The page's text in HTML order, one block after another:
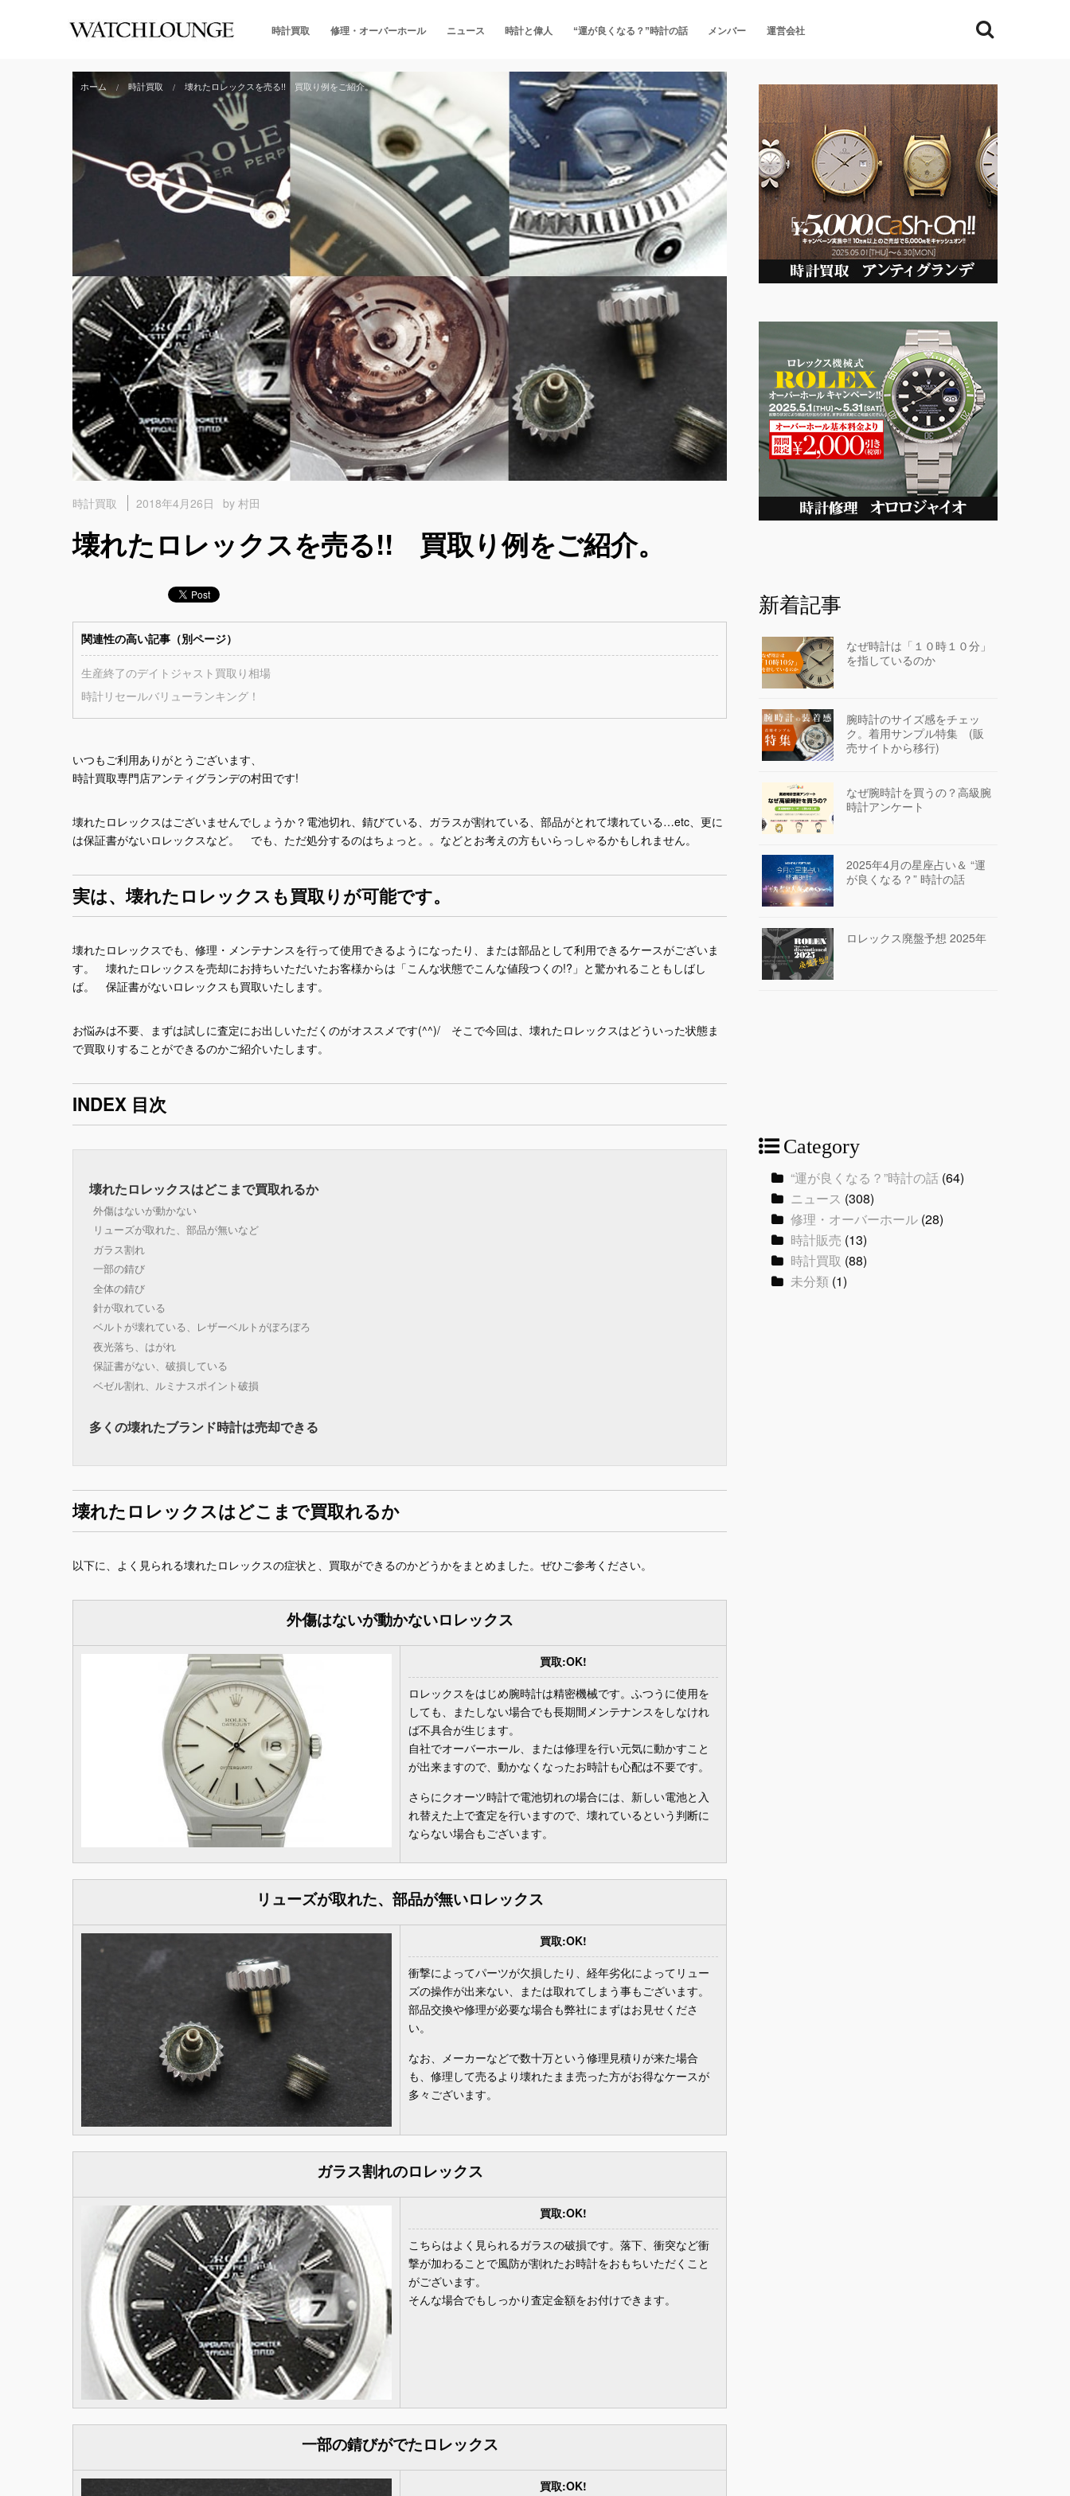
時計買取 修理・オーバーホール ニュース 時計と偉人 “運が良くなる？”時計の話 メンバー 運営会社
ホーム 時計買取 壊れたロレックスを売る!! 買取り例をご紹介。
時計買取 2018年4月26日 by 村田
壊れたロレックスを売る!! 買取り例をご紹介。
関連性の高い記事（別ページ）
生産終了のデイトジャスト買取り相場
時計リセールバリューランキング！
いつもご利用ありがとうございます、
時計買取専門店アンティグランデの村田です!
壊れたロレックスはございませんでしょうか？電池切れ、錆びている、ガラスが割れている、部品がとれて壊れている…etc、更に
は保証書がないロレックスなど。 でも、ただ処分するのはちょっと。。などとお考えの方もいらっしゃるかもしれません。
実は、壊れたロレックスも買取りが可能です。
壊れたロレックスでも、修理・メンテナンスを行って使用できるようになったり、または部品として利用できるケースがございま
す。 壊れたロレックスを売却にお持ちいただいたお客様からは「こんな状態でこんな値段つくの!?」と驚かれることもしばし
ば。 保証書がないロレックスも買取いたします。
お悩みは不要、まずは試しに査定にお出しいただくのがオススメです(^^)/ そこで今回は、壊れたロレックスはどういった状態ま
で買取りすることができるのかご紹介いたします。
INDEX 目次
壊れたロレックスはどこまで買取れるか
外傷はないが動かない
リューズが取れた、部品が無いなど
ガラス割れ
一部の錆び
全体の錆び
針が取れている
ベルトが壊れている、レザーベルトがぼろぼろ
夜光落ち、はがれ
保証書がない、破損している
ベゼル割れ、ルミナスポイント破損
多くの壊れたブランド時計は売却できる
壊れたロレックスはどこまで買取れるか
以下に、よく見られる壊れたロレックスの症状と、買取ができるのかどうかをまとめました。ぜひご参考ください。
外傷はないが動かないロレックス
買取:OK!
ロレックスをはじめ腕時計は精密機械です。ふつうに使用を
しても、またしない場合でも長期間メンテナンスをしなけれ
ば不具合が生じます。
自社でオーバーホール、または修理を行い元気に動かすこと
が出来ますので、動かなくなったお時計も心配は不要です。
さらにクオーツ時計で電池切れの場合には、新しい電池と入
れ替えた上で査定を行いますので、壊れているという判断に
ならない場合もございます。
リューズが取れた、部品が無いロレックス
買取:OK!
衝撃によってパーツが欠損したり、経年劣化によってリュー
ズの操作が出来ない、または取れてしまう事もございます。
部品交換や修理が必要な場合も弊社にまずはお見せくださ
い。
なお、メーカーなどで数十万という修理見積りが来た場合
も、修理して売るより壊れたまま売った方がお得なケースが
多々ございます。
ガラス割れのロレックス
買取:OK!
こちらはよく見られるガラスの破損です。落下、衝突など衝
撃が加わることで風防が割れたお時計をおもちいただくこと
がございます。
そんな場合でもしっかり査定金額をお付けできます。
一部の錆びがでたロレックス
買取:OK!
新着記事
なぜ時計は「１０時１０分」
を指しているのか
腕時計のサイズ感をチェッ
ク。着用サンプル特集 (販
売サイトから移行)
なぜ腕時計を買うの？高級腕
時計アンケート
2025年4月の星座占い＆ “運
が良くなる？” 時計の話
ロレックス廃盤予想 2025年
Category
“運が良くなる？”時計の話 (64)
ニュース (308)
修理・オーバーホール (28)
時計販売 (13)
時計買取 (88)
未分類 (1)